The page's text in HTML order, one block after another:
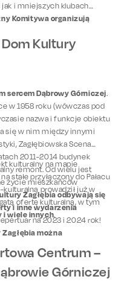
i mniejszych klubach
Komitywa organizują
Dom Kultury
sercem Dąbrowy Górniczej.
w 1958 roku (wówczas pod
nazwa i funkcje obiektu
się w nim między innymi
Zagłębiowska Scena
2011-2014 budynek
remont. Od wielu jest
życie mieszkańców
Zagłębia odbywają się
i inne wydarzenia
na 2023 i 2024 rok!
można
kulturalny na mapie
stałe przyłączony do Pałacu
kulturalną prowadził już w
ofertę kulturalną, w tym
i wiele innych.
Centrum –
Górniczej